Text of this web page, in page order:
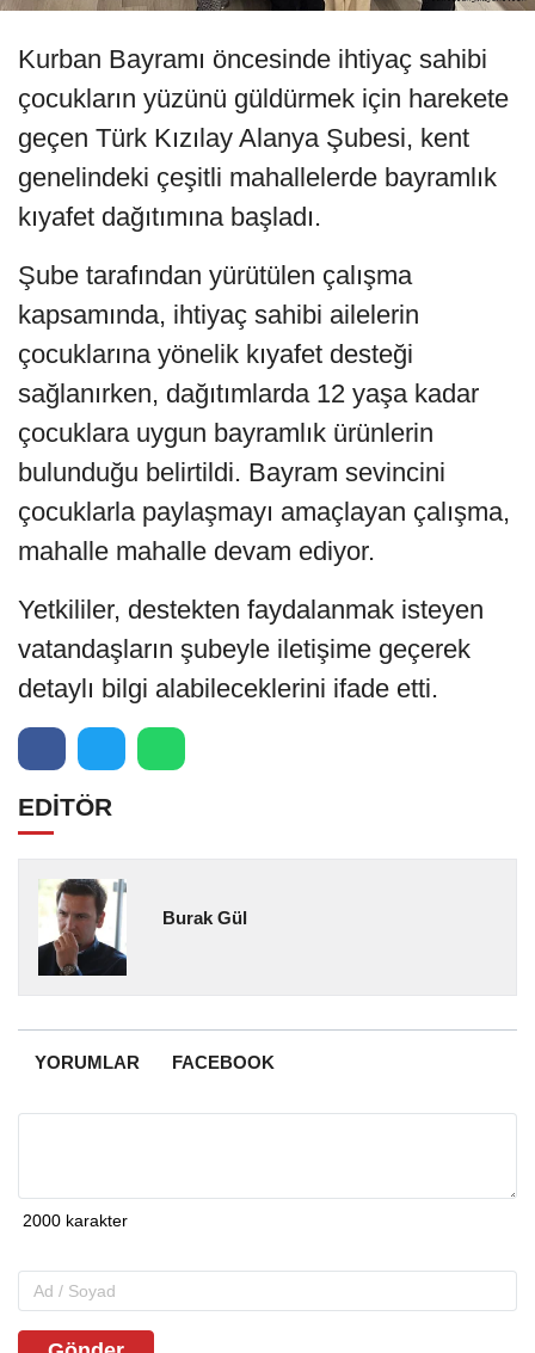
Kurban Bayramı öncesinde ihtiyaç sahibi
çocukların yüzünü güldürmek için harekete
geçen Türk Kızılay Alanya Şubesi, kent
genelindeki çeşitli mahallelerde bayramlık
kıyafet dağıtımına başladı.
Şube tarafından yürütülen çalışma
kapsamında, ihtiyaç sahibi ailelerin
çocuklarına yönelik kıyafet desteği
sağlanırken, dağıtımlarda 12 yaşa kadar
çocuklara uygun bayramlık ürünlerin
bulunduğu belirtildi. Bayram sevincini
çocuklarla paylaşmayı amaçlayan çalışma,
mahalle mahalle devam ediyor.
Yetkililer, destekten faydalanmak isteyen
vatandaşların şubeyle iletişime geçerek
detaylı bilgi alabileceklerini ifade etti.
EDİTÖR
Burak Gül
YORUMLAR FACEBOOK